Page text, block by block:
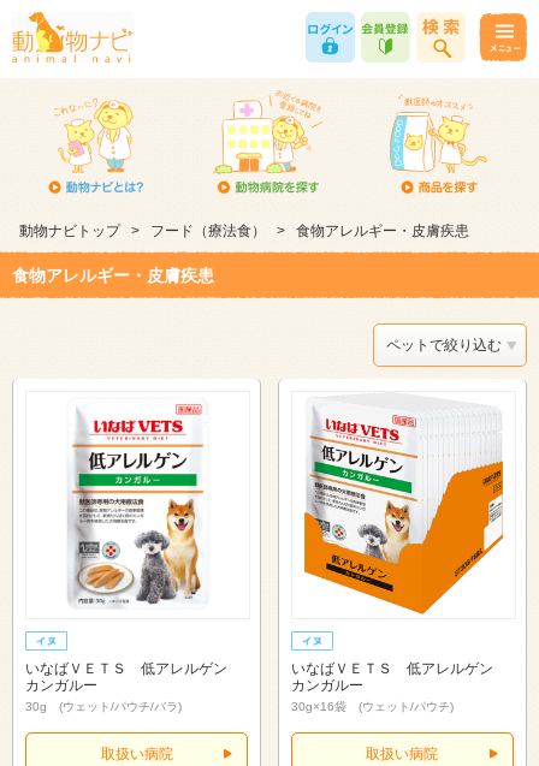
動物ナビトップ > フード（療法食） > 食物アレルギー・皮膚疾患
食物アレルギー・皮膚疾患
ペットで絞り込む
いなばＶＥＴＳ 低アレルゲン
カンガルー
30g (ウェット/パウチ/バラ)
取扱い病院
いなばＶＥＴＳ 低アレルゲン
カンガルー
30g×16袋 (ウェット/パウチ)
取扱い病院